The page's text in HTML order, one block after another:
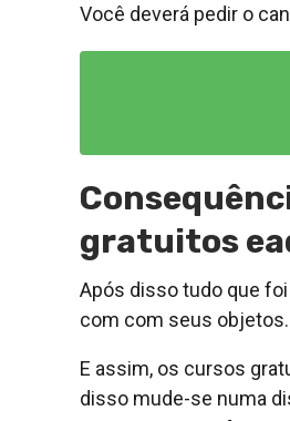
Você deverá pedir o
gratuitos
Após disso tudo que
com com seus objetos.
E assim, os cursos
disso mude-se numa